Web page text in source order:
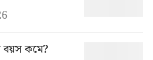
বয়স কমে?